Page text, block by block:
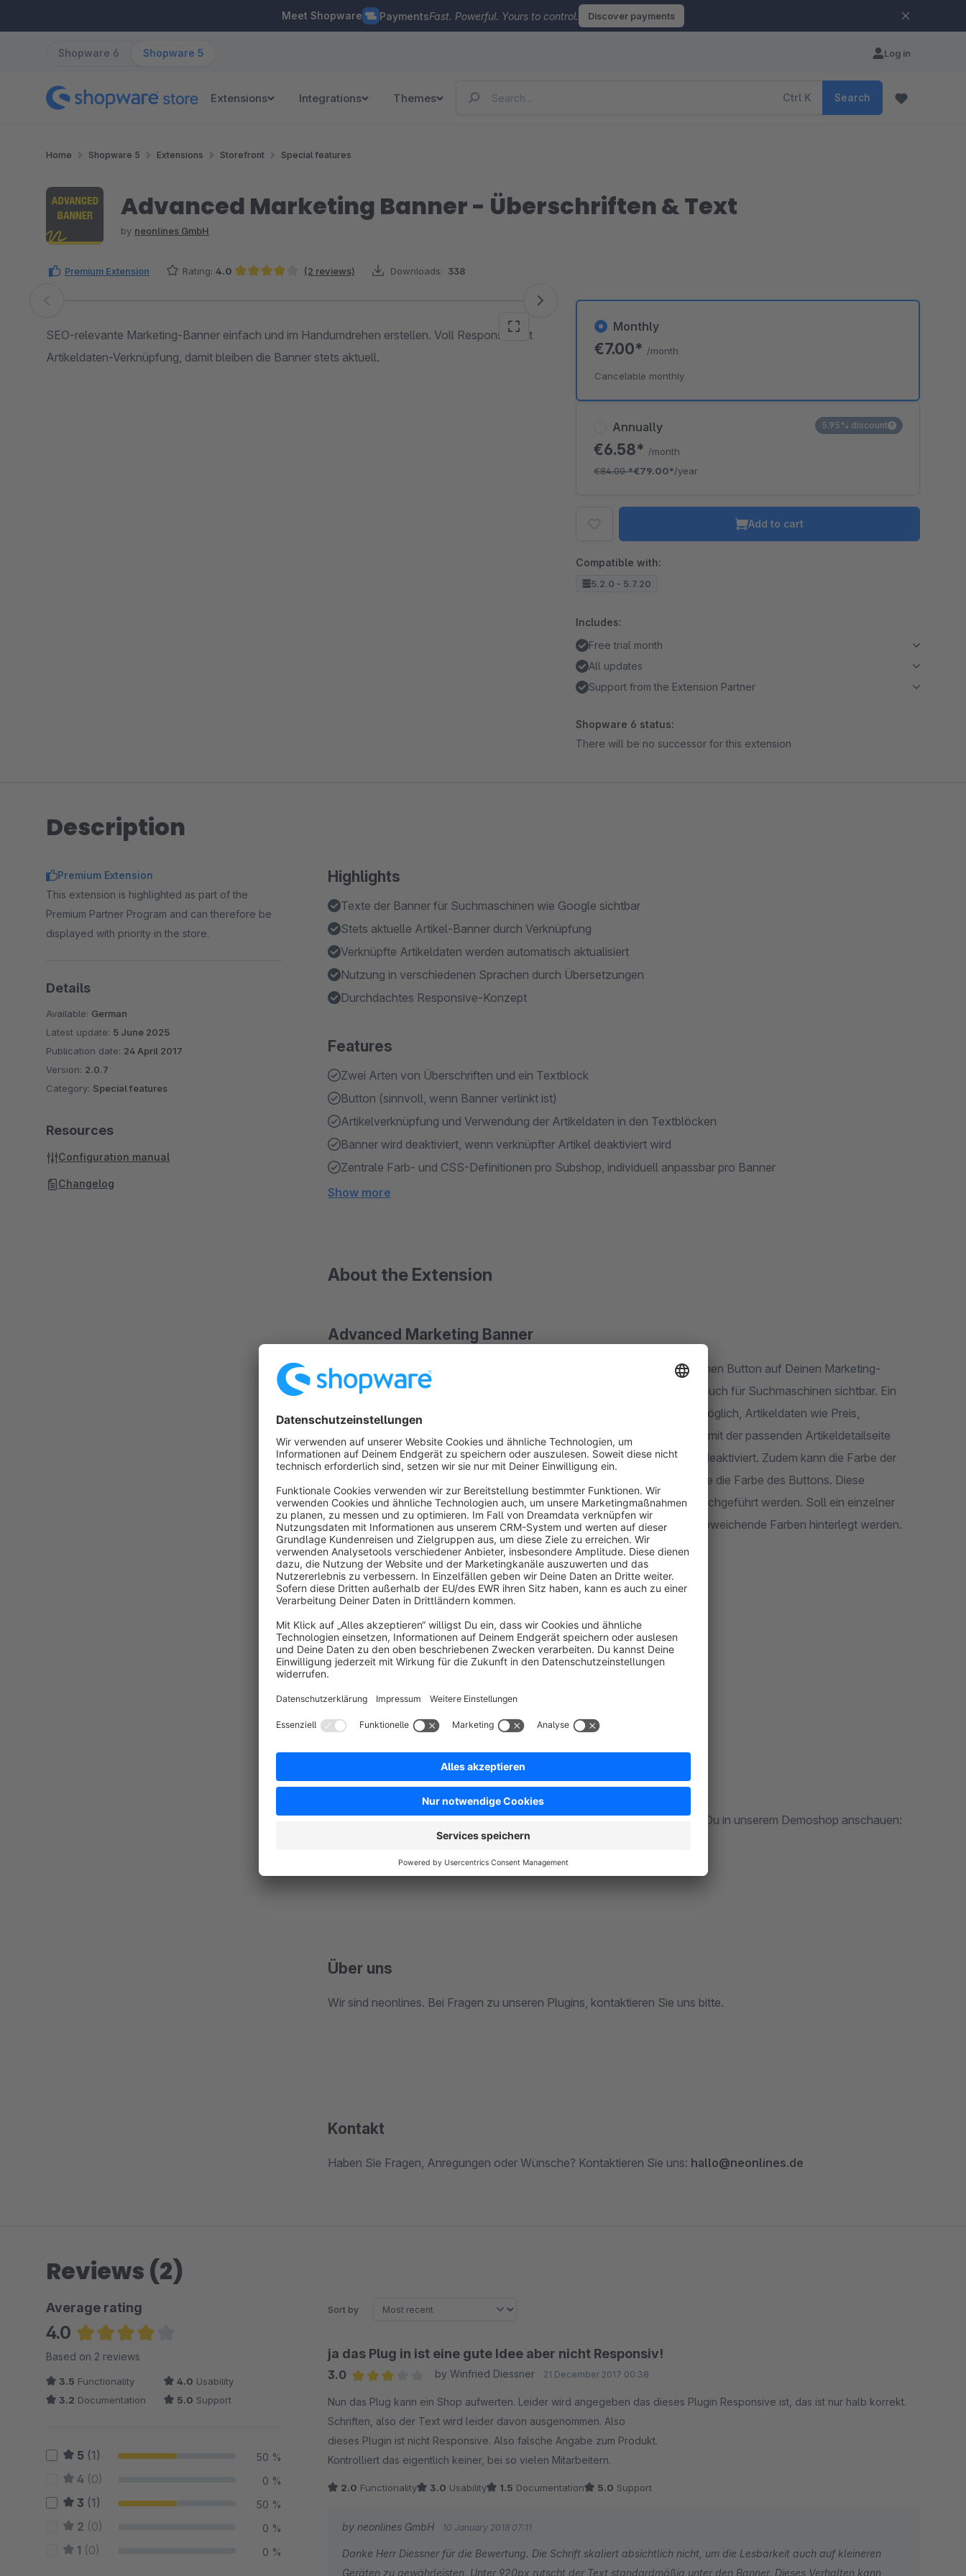
Meet Shopware PaymentsFast. Powerful. Yours to control. Discover payments
Shopware 6 Shopware 5 Log in
Extensions Integrations Themes Ctrl K Search
Home Shopware 5 Extensions Storefront Special features
Advanced Marketing Banner - Überschriften & Text
by neonlines GmbH
Premium Extension Rating: 4.0 (2 reviews) Downloads: 338
Skip image gallery
SEO-relevante Marketing-Banner einfach und im Handumdrehen erstellen. Voll Responsiv. Mit
Artikeldaten-Verknüpfung, damit bleiben die Banner stets aktuell.
Annually
€6.58* /month
€84.00*€79.00*/year
5.95% discount
Monthly
€7.00* /month
Cancelable monthly
Add to cart
Compatible with:
5.2.0 - 5.7.20
Includes:
Free trial month
All updates
Support from the Extension Partner
Shopware 6 status:
There will be no successor for this extension
Description
Highlights
Texte der Banner für Suchmaschinen wie Google sichtbar
Stets aktuelle Artikel-Banner durch Verknüpfung
Verknüpfte Artikeldaten werden automatisch aktualisiert
Nutzung in verschiedenen Sprachen durch Übersetzungen
Durchdachtes Responsive-Konzept
Features
Zwei Arten von Überschriften und ein Textblock
Button (sinnvoll, wenn Banner verlinkt ist)
Artikelverknüpfung und Verwendung der Artikeldaten in den Textblöcken
Banner wird deaktiviert, wenn verknüpfter Artikel deaktiviert wird
Zentrale Farb- und CSS-Definitionen pro Subshop, individuell anpassbar pro Banner
Show more
About the Extension
Advanced Marketing Banner
Mit diesem Plugin kannst du im Handumdrehen Überschriften, Text und einen Button auf Deinen Marketing-
Bannern anzeigen lassen. Dadurch werden die textuellen Informationen auch für Suchmaschinen sichtbar. Ein
Banner kann dabei mit einem Artikel verknüpft werden. Dadurch wird es möglich, Artikeldaten wie Preis,
Artikelname etc. anzuzeigen. Dadurch wird der Banner auch automatisch mit der passenden Artikeldetailseite
verknüpft. Wird der Artikel deaktiviert, wird auch automatisch der Banner deaktiviert. Zudem kann die Farbe der
Overline, der Headline und des Texts angepasst werden pro Banner, sowie die Farbe des Buttons. Diese
Einstellungen können zentral in der Plugin-Konfiguration pro Subshop durchgeführt werden. Soll ein einzelner
Banner von diesen Einstellungen abweichen, können am Banner selbst abweichende Farben hinterlegt werden.
Weitere Plugins aus der neonlines-Banner-Suite
DAS Plugin für Einkaufswelten
LIVE Demo
Die Darstellung und die verschiedenen Einstellungsmöglichkeiten kannst Du in unserem Demoshop anschauen:
https://demoshop.neonlines.de
Über uns
Wir sind neonlines. Bei Fragen zu unseren Plugins, kontaktieren Sie uns bitte.
Kontakt
Haben Sie Fragen, Anregungen oder Wünsche? Kontaktieren Sie uns: hallo@neonlines.de
Premium Extension
This extension is highlighted as part of the
Premium Partner Program and can therefore be
displayed with priority in the store.
Details
Available: German
Latest update: 5 June 2025
Publication date: 24 April 2017
Version: 2.0.7
Category: Special features
Resources
Configuration manual
Changelog
Reviews (2)
Average rating
4.0
Average rating of 4 out of 5 stars
Based on 2 reviews
3.5 Functionality 4.0 Usability
3.2 Documentation 5.0 Support
5 (1) 50 %
4 (0) 0 %
3 (1) 50 %
2 (0) 0 %
1 (0) 0 %
Sort by
ja das Plug in ist eine gute Idee aber nicht Responsiv!
3.0
by Winfried Diessner 21 December 2017 00:38
Nun das Plug kann ein Shop aufwerten. Leider wird angegeben das dieses Plugin Responsive ist, das ist nur halb korrekt.
Schriften, also der Text wird leider davon ausgenommen. Also
dieses Plugin ist nicht Responsive. Also falsche Angabe zum Produkt.
Kontrolliert das eigentlich keiner, bei so vielen Mitarbeitern.
2.0 Functionality 3.0 Usability 1.5 Documentation 5.0 Support
by neonlines GmbH 10 January 2018 07:11
Danke Herr Diessner für die Bewertung. Die Schrift skaliert absichtlich nicht, um die Lesbarkeit auch auf kleineren
Geräten zu gewährleisten. Unter 920px rutscht der Text standardmäßig unter den Banner. Dieses Verhalten kann